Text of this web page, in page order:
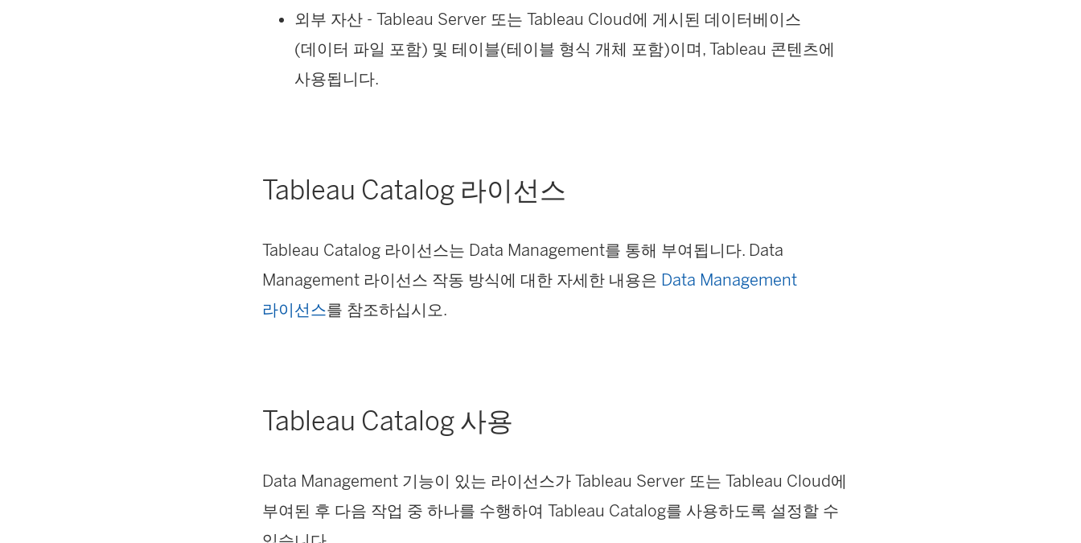
)
외부 자산 - Tableau Server 또는 Tableau Cloud에 게시된 데이터베이스
(데이터 파일 포함) 및 테이블(테이블 형식 개체 포함)이며, Tableau 콘텐츠에
사용됩니다.
Tableau Catalog 라이선스
Tableau Catalog 라이선스는 Data Management를 통해 부여됩니다. Data
Management 라이선스 작동 방식에 대한 자세한 내용은 Data Management
라이선스를 참조하십시오.
Tableau Catalog 사용
Data Management 기능이 있는 라이선스가 Tableau Server 또는 Tableau Cloud에
부여된 후 다음 작업 중 하나를 수행하여 Tableau Catalog를 사용하도록 설정할 수